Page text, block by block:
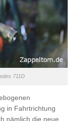
711D
in Fahrtrichtung
nämlich die neue